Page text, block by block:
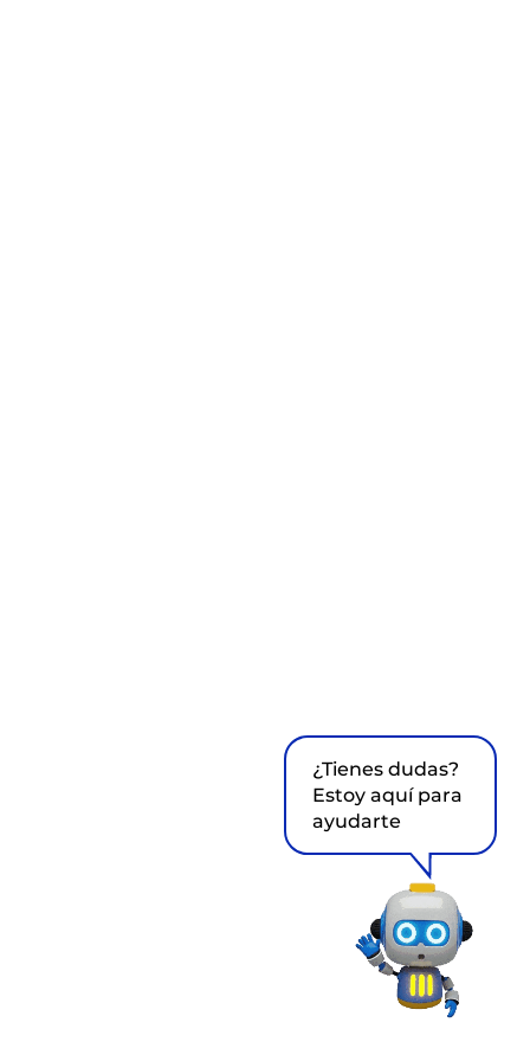
¿Tienes dudas?
Estoy aquí para
ayudarte